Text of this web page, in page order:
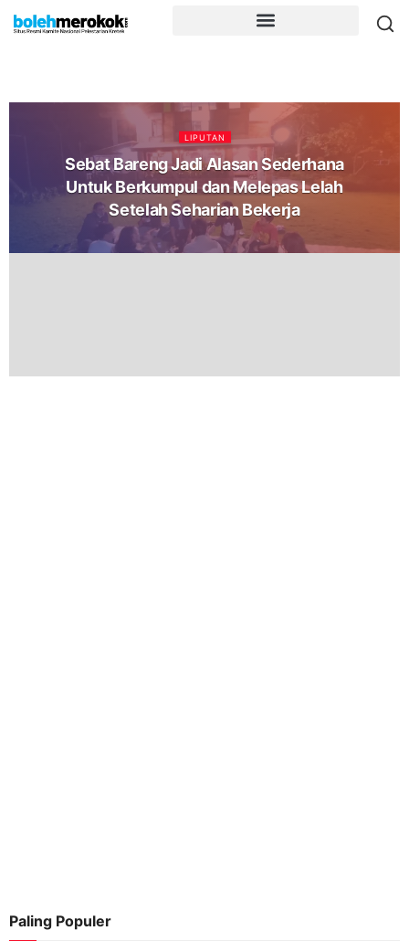
LIPUTAN
Sebat Bareng Jadi Alasan Sederhana
Untuk Berkumpul dan Melepas Lelah
Setelah Seharian Bekerja
Paling Populer